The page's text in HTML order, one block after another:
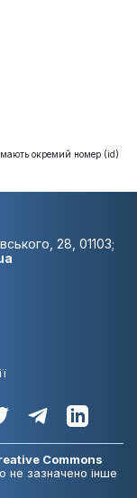
мають окремий номер (id)
28, 01103;
Commons
не зазначено інше